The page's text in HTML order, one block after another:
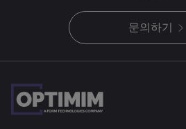
문의하기